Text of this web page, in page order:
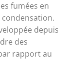
fumées en
depuis
des
rapport au